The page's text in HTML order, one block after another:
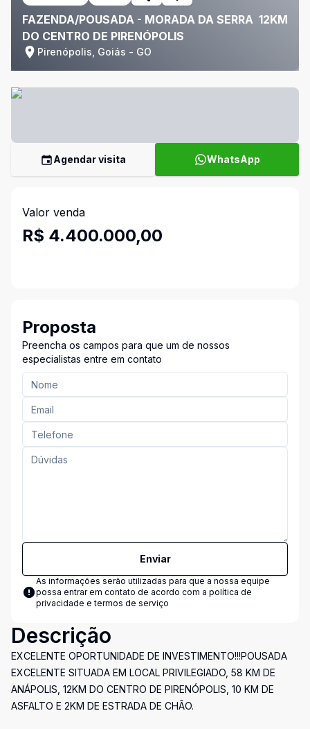
FAZENDA/POUSADA - MORADA DA SERRA  12KM
DO CENTRO DE PIRENÓPOLIS
Pirenópolis, Goiás - GO
Agendar visita WhatsApp
Valor venda
R$ 4.400.000,00
Proposta
Preencha os campos para que um de nossos
especialistas entre em contato
Enviar
As informações serão utilizadas para que a nossa equipe
possa entrar em contato de acordo com a política de
privacidade e termos de serviço
Descrição
EXCELENTE OPORTUNIDADE DE INVESTIMENTO!!!POUSADA
EXCELENTE SITUADA EM LOCAL PRIVILEGIADO, 58 KM DE
ANÁPOLIS, 12KM DO CENTRO DE PIRENÓPOLIS, 10 KM DE
ASFALTO E 2KM DE ESTRADA DE CHÃO.